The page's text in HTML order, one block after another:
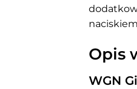
Opis
WGN